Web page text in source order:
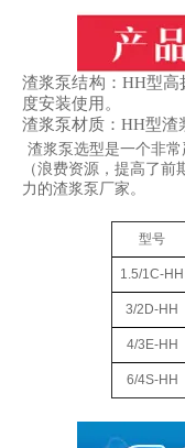
渣浆泵结构：HH型
度安装使用。
渣浆泵材质：HH型渣
渣浆泵选型是一个非
（浪费资源，提高了
力的渣浆泵厂家。
型号
1.5/1C-HH
3/2D-HH
4/3E-HH
6/4S-HH